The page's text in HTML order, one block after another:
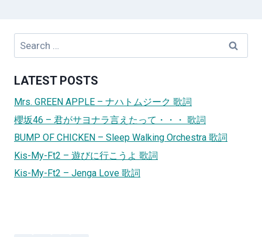
Search
LATEST POSTS
Mrs. GREEN APPLE – ナハトムジーク 歌詞
櫻坂46 – 君がサヨナラ言えたって・・・ 歌詞
BUMP OF CHICKEN – Sleep Walking Orchestra 歌詞
Kis-My-Ft2 – 遊びに行こうよ 歌詞
Kis-My-Ft2 – Jenga Love 歌詞